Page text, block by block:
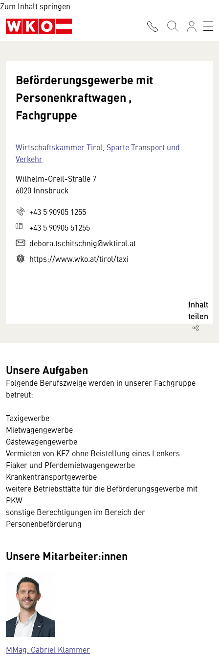
Zum Inhalt springen
Beförderungsgewerbe mit
Personenkraftwagen ,
Fachgruppe
Wirtschaftskammer Tirol Sparte Transport und
Verkehr
Wilhelm-Greil-Straße 7
6020 Innsbruck
+43 5 90905 1255
+43 5 90905 51255
debora.tschitschnig@wktirol.at
https://www.wko.at/tirol/taxi
Inhalt
teilen
Unsere Aufgaben
Folgende Berufszweige werden in unserer Fachgruppe
betreut:
Taxigewerbe
Mietwagengewerbe
Gästewagengewerbe
Vermieten von KFZ ohne Beistellung eines Lenkers
Fiaker und Pferdemietwagengewerbe
Krankentransportgewerbe
weitere Betriebsttätte für die Beförderungsgewerbe mit
PKW
sonstige Berechtigungen im Bereich der
Personenbeförderung
Unsere Mitarbeiter:innen
MMag. Gabriel Klammer